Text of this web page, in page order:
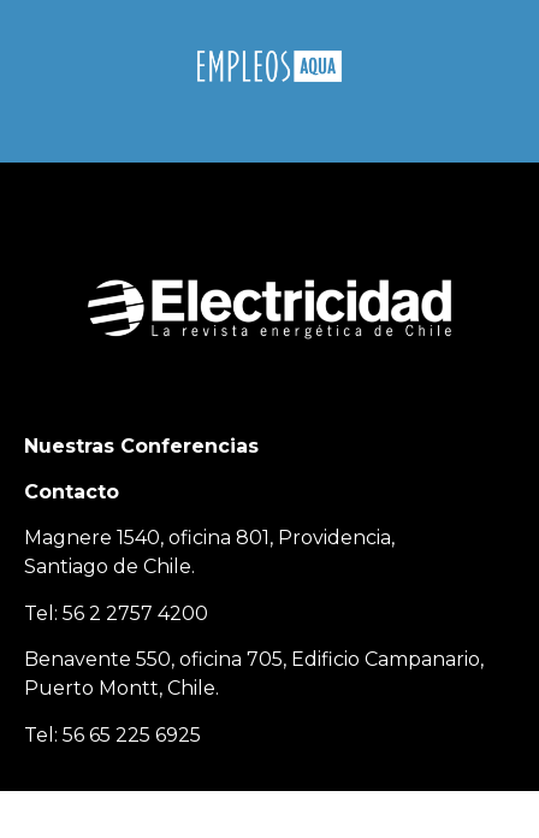
Nuestras Conferencias
Contacto
Magnere 1540, oficina 801, Providencia,
Santiago de Chile.
Tel: 56 2 2757 4200
Benavente 550, oficina 705, Edificio Campanario,
Puerto Montt, Chile.
Tel: 56 65 225 6925